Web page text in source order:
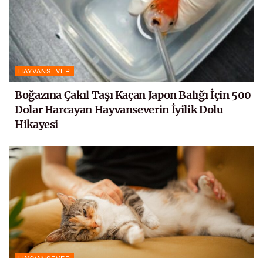
HAYVANSEVER
Boğazına Çakıl Taşı Kaçan Japon Balığı İçin 500
Dolar Harcayan Hayvanseverin İyilik Dolu
Hikayesi